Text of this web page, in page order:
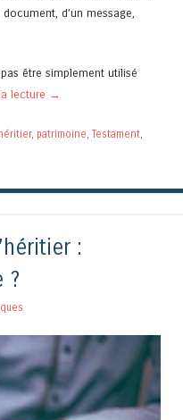
document, d’un message,
être simplement utilisé
lecture →
, patrimoine Testament
:
?